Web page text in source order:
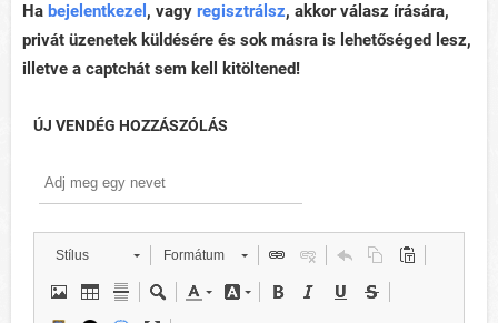
Ha bejelentkezel , vagy regisztrálsz, akkor válasz írására,
privát üzenetek küldésére és sok másra is lehetőséged lesz,
illetve a captchát sem kell kitöltened!
ÚJ VENDÉG HOZZÁSZÓLÁS
Stílus Formátum